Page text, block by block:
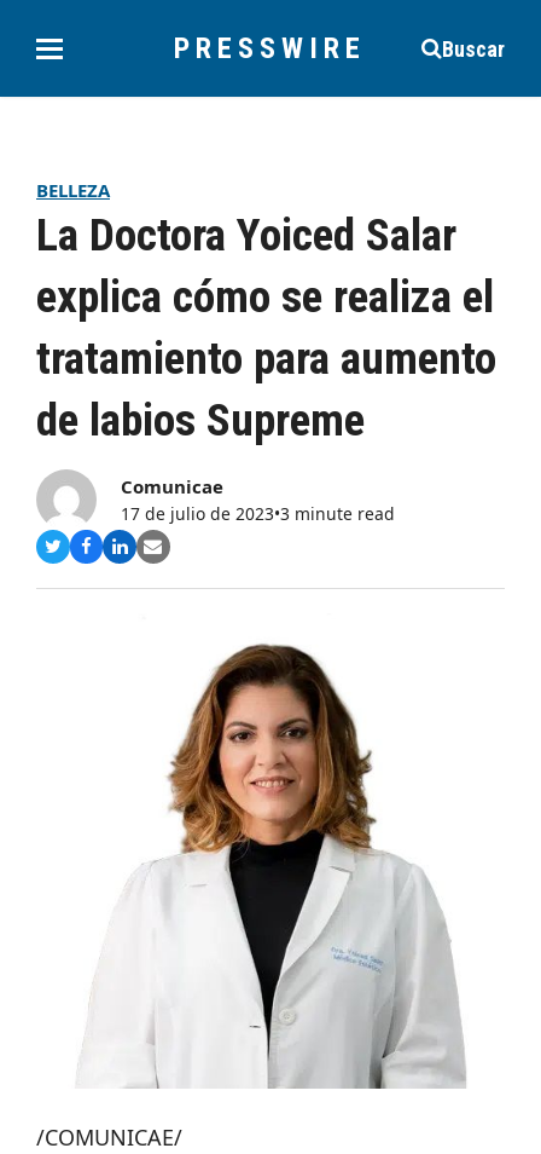
PRESSWIRE Buscar
BELLEZA
La Doctora Yoiced Salar
explica cómo se realiza el
tratamiento para aumento
de labios Supreme
Comunicae
17 de julio de 2023•3 minute read
Compartir
Twitter
Compartir
Facebook
Compartir
LinkedIn
Share
Email
/COMUNICAE/